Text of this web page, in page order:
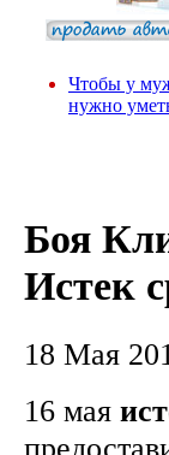
Чтобы у
нужно
Боя
Истек
18 Мая
16 мая